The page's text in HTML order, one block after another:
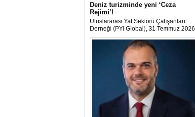
Deniz turizminde yeni ‘Ceza
Rejimi’!
Uluslararası Yat Sektörü Çalışanları
Derneği (PYI Global), 31 Temmuz 2026
tarihinde yürürlüğe giren 7590 sayılı
Kanun’un deniz turizmine etkilerine
ilişkin bir değerlendirme yayımladı.